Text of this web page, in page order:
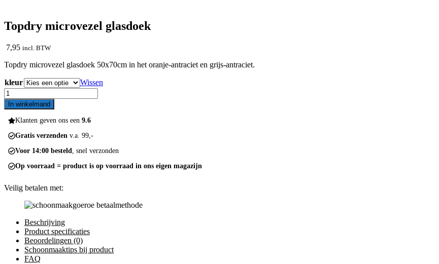
Topdry microvezel glasdoek
7,95 incl. BTW
Topdry microvezel glasdoek 50x70cm in het oranje-antraciet en grijs-antraciet.
kleur
Wissen
Topdry
microvezel
glasdoek
aantal
In winkelmand
Klanten geven ons een 9.6
Gratis verzenden v.a. 99,-
Voor 14:00 besteld, snel verzonden
Op voorraad = product is op voorraad in ons eigen magazijn
Veilig betalen met:
Beschrijving
Product specificaties
Beoordelingen (0)
Schoonmaaktips bij product
FAQ